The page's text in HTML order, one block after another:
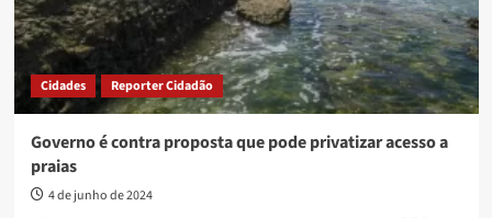
Cidades Reporter Cidadão
Governo é contra proposta que pode privatizar acesso a
praias
4 de junho de 2024